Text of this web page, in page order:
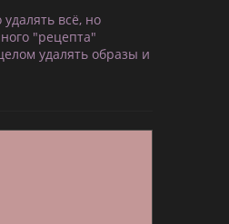
всё, но
"рецепта"
удалять образы и